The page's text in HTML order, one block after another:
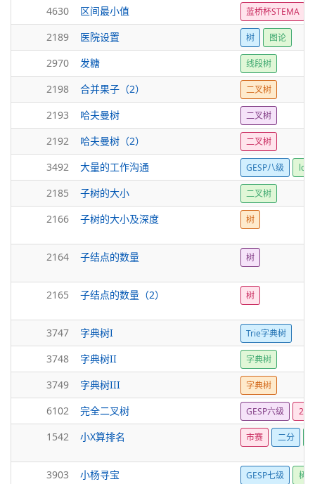
4630 区间最小值 蓝桥杯STEMA
2189 医院设置 树 图论
2970 发糖 线段树
2198 合并果子（2） 二叉树
2193 哈夫曼树 二叉树
2192 哈夫曼树（2） 二叉树
3492 大量的工作沟通 GESP八级 lca
2185 子树的大小 二叉树
2166 子树的大小及深度 树
2164 子结点的数量 树
2165 子结点的数量（2） 树
3747 字典树I Trie字典树
3748 字典树II 字典树
3749 字典树III 字典树
6102 完全二叉树 GESP六级 26
1542 小X算排名 市赛 二分
3903 小杨寻宝 GESP七级 树